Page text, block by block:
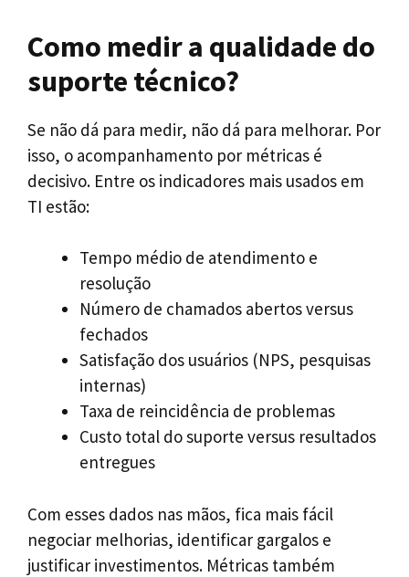
Como medir a qualidade do
suporte técnico?
Se não dá para medir, não dá para melhorar. Por
isso, o acompanhamento por métricas é
decisivo. Entre os indicadores mais usados em
TI estão:
Tempo médio de atendimento e
resolução
Número de chamados abertos versus
fechados
Satisfação dos usuários (NPS, pesquisas
internas)
Taxa de reincidência de problemas
Custo total do suporte versus resultados
entregues
Com esses dados nas mãos, fica mais fácil
negociar melhorias, identificar gargalos e
justificar investimentos. Métricas também